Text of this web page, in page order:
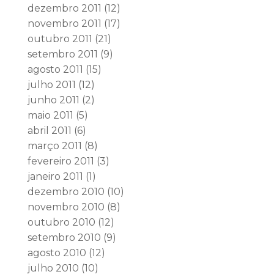
dezembro 2011 (12)
novembro 2011 (17)
outubro 2011 (21)
setembro 2011 (9)
agosto 2011 (15)
julho 2011 (12)
junho 2011 (2)
maio 2011 (5)
abril 2011 (6)
março 2011 (8)
fevereiro 2011 (3)
janeiro 2011 (1)
dezembro 2010 (10)
novembro 2010 (8)
outubro 2010 (12)
setembro 2010 (9)
agosto 2010 (12)
julho 2010 (10)